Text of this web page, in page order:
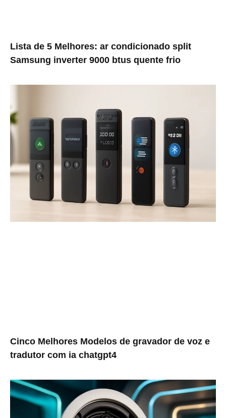
Lista de 5 Melhores: ar condicionado split
Samsung inverter 9000 btus quente frio
Cinco Melhores Modelos de gravador de voz e
tradutor com ia chatgpt4